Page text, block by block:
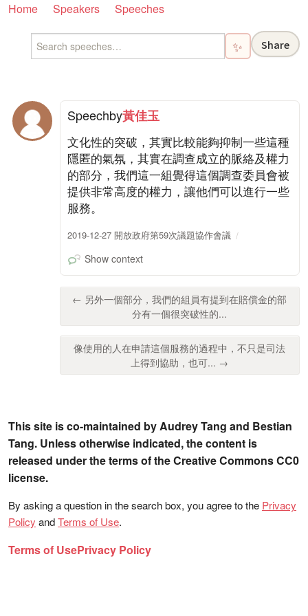
Home Speakers Speeches
✨ Share
Speechby黃佳玉
文化性的突破，其實比較能夠抑制一些這種
隱匿的氣氛，其實在調查成立的脈絡及權力
的部分，我們這一組覺得這個調查委員會被
提供非常高度的權力，讓他們可以進行一些
服務。
2019-12-27 開放政府第59次議題協作會議
Show context
← 另外一個部分，我們的組員有提到在賠償金的部
分有一個很突破性的...
像使用的人在申請這個服務的過程中，不只是司法
上得到協助，也可... →
This site is co-maintained by Audrey Tang and Bestian
Tang. Unless otherwise indicated, the content is
released under the terms of the Creative Commons CC0
license.
By asking a question in the search box, you agree to the Privacy
Policy andTerms of Use.
Terms of UsePrivacy Policy